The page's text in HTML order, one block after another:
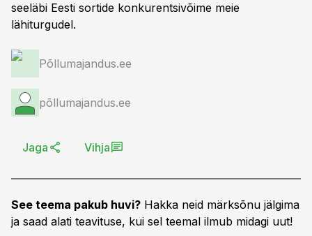
seeläbi Eesti sortide konkurentsivõime meie
lähiturgudel.
Põllumajandus.ee
põllumajandus.ee
Jaga Vihja
See teema pakub huvi? Hakka neid märksõnu jälgima
ja saad alati teavituse, kui sel teemal ilmub midagi uut!